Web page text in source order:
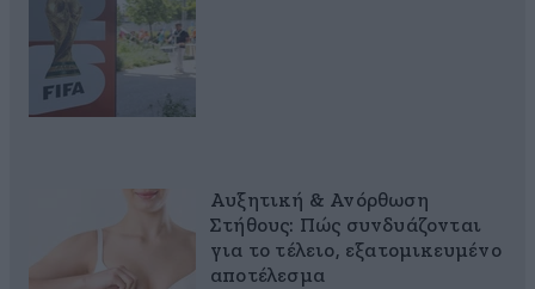
Αυξητική & Ανόρθωση
Στήθους: Πώς συνδυάζονται
για το τέλειο, εξατομικευμένο
αποτέλεσμα